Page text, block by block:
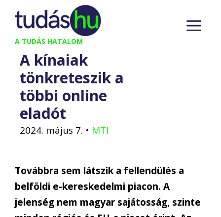
Kilépés
tartalomba
A TUDÁS HATALOM
A kínaiak
tönkreteszik a
többi online
eladót
2024. május 7. • MTI
Továbbra sem látszik a fellendülés a
belföldi e-kereskedelmi piacon. A
jelenség nem magyar sajátosság, szinte